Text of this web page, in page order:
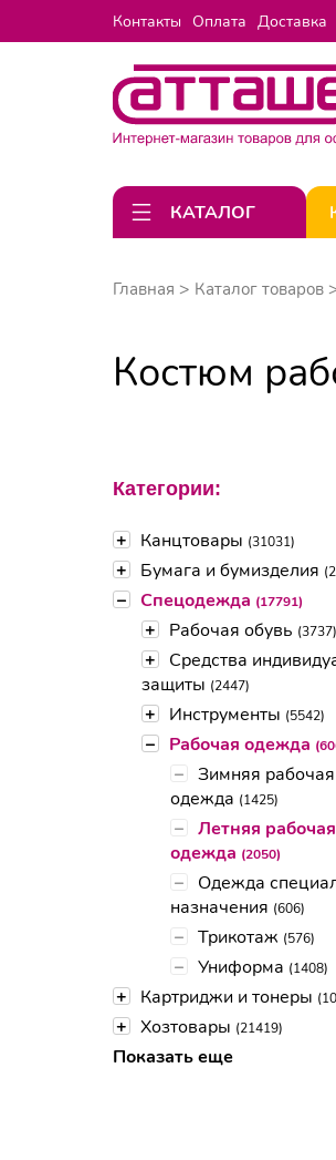
Контакты Оплата Доставка
КАТАЛОГ
Главная Каталог товаров
Категории:
+ Канцтовары (31031)
+ Бумага и бумизделия
– Спецодежда (17791)
+ Рабочая обувь (3737)
+
Средства
защиты (2447)
+ Инструменты (5542)
– Рабочая одежда
– Зимняя рабочая
одежда (1425)
– Летняя рабочая
одежда (2050)
–
Одежда
назначения (606)
– Трикотаж (576)
– Униформа (1408)
+ Картриджи и тонеры
+ Хозтовары (21419)
Показать еще
Костюм